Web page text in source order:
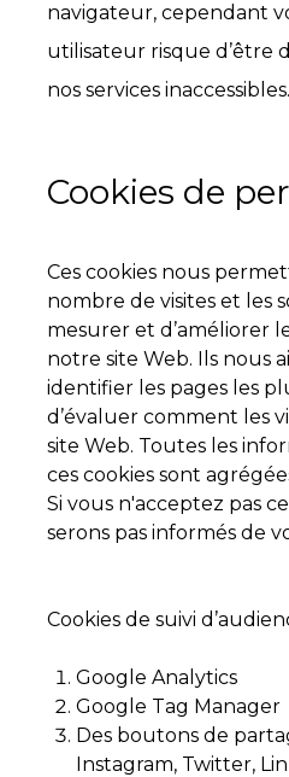
navigateur, cependant
utilisateur risque d’être
nos services inaccessibles.
Cookies de
Ces cookies nous
nombre de visites et les
mesurer et d’améliorer
notre site Web. Ils nous
identifier les pages les
d’évaluer comment les
site Web. Toutes les
ces cookies sont
Si vous n'acceptez pas
serons pas informés de
Cookies de suivi
Google Analytics
Google Tag Manager
Des boutons de
Instagram, Twitter,